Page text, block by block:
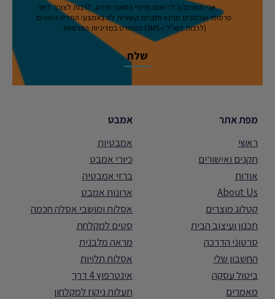
אני מסכים/ה לרישום פרטיי במאגר מידע, לרבות לצורך דיוור
פרסומי ועדכונים מניגא וחברות קשורות לה באמצעי המדיה השונים
(לרבות דוא"ל ו-SMS) כמפורט במדיניות הפרטיות.
מפת אתר
ראשי
תקנים ואישורים
אודות
About Us
קטלוג מוצרים
תכנון ועיצוב הבית
סרטוני הדרכה
החשבון שלי
ביטול עסקה
מאמרים
אמבט
אמבטיות
כיורי אמבט
ברזי אמבטיה
ארונות אמבט
אסלות ומושבי אסלה חכמה
סטים למקלחת
מראה מלבנית
אסלות תלויות
אינטרפוץ 4 דרך
תעלות ניקוז למקלחון